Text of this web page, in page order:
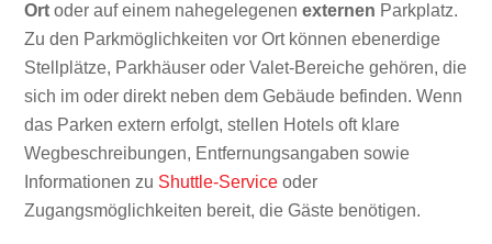
Ort oder auf einem nahegelegenenexternen Parkplatz.
Zu den Parkmöglichkeiten vor Ort können ebenerdige
Stellplätze, Parkhäuser oder Valet-Bereiche gehören, die
sich im oder direkt neben dem Gebäude befinden. Wenn
das Parken extern erfolgt, stellen Hotels oft klare
Wegbeschreibungen, Entfernungsangaben sowie
Informationen zu Shuttle-Service oder
Zugangsmöglichkeiten bereit, die Gäste benötigen.